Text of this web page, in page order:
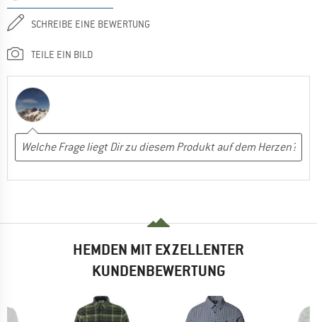
SCHREIBE EINE BEWERTUNG
TEILE EIN BILD
HEMDEN MIT EXZELLENTER
KUNDENBEWERTUNG